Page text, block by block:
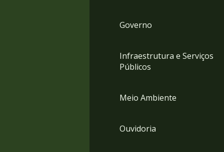
Governo
Infraestrutura e Serviços
Públicos
Meio Ambiente
Ouvidoria